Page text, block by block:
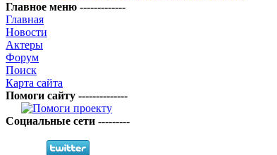
Главное меню -------------
Главная
Новости
Актеры
Форум
Поиск
Карта сайта
Помоги сайту --------------
Социальные сети ---------